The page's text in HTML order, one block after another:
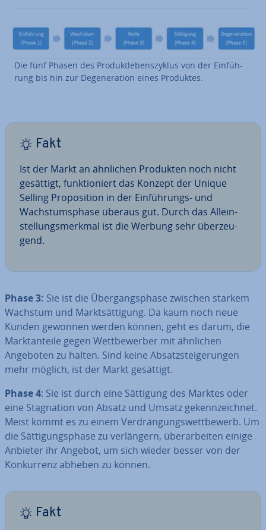
Die fünf Phasen des Pro­dukt­le­bens­zy­klus von der Ein­füh­
rung bis hin zur De­ge­ne­ra­ti­on eines Produktes.
Fakt
Ist der Markt an ähnlichen Produkten noch nicht
gesättigt, funk­tio­niert das Konzept der Unique
Selling Pro­po­si­ti­on in der Ein­füh­rungs- und
Wachs­tums­pha­se überaus gut. Durch das Al­lein­
stel­lungs­merk­mal ist die Werbung sehr über­zeu­
gend.
Phase 3: Sie ist die Über­gangs­pha­se zwischen starkem
Wachstum und Markt­sät­ti­gung. Da kaum noch neue
Kunden gewonnen werden können, geht es darum, die
Markt­an­tei­le gegen Wett­be­wer­ber mit ähnlichen
Angeboten zu halten. Sind keine Ab­satz­stei­ge­run­gen
mehr möglich, ist der Markt gesättigt.
Phase 4: Sie ist durch eine Sättigung des Marktes oder
eine Sta­gna­ti­on von Absatz und Umsatz ge­kenn­zeich­net.
Meist kommt es zu einem Ver­drän­gungs­wett­be­werb. Um
die Sät­ti­gungs­pha­se zu ver­län­gern, über­ar­bei­ten einige
Anbieter ihr Angebot, um sich wieder besser von der
Kon­kur­renz abheben zu können.
Fakt